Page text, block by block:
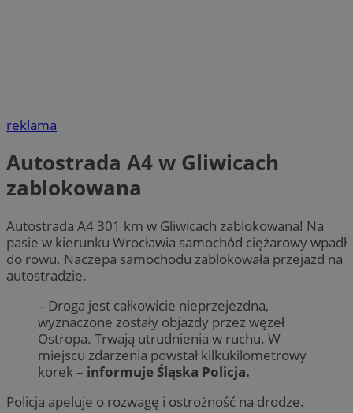
reklama
Autostrada A4 w Gliwicach
zablokowana
Autostrada A4 301 km w Gliwicach zablokowana! Na
pasie w kierunku Wrocławia samochód ciężarowy wpadł
do rowu. Naczepa samochodu zablokowała przejazd na
autostradzie.
– Droga jest całkowicie nieprzejezdna,
wyznaczone zostały objazdy przez węzeł
Ostropa. Trwają utrudnienia w ruchu. W
miejscu zdarzenia powstał kilkukilometrowy
korek – informuje Śląska Policja.
Policja apeluje o rozwagę i ostrożność na drodze.